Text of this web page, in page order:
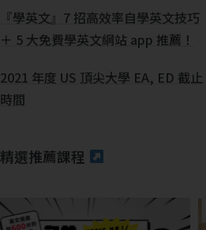
『學英文』7 招高效率自學英文技巧
＋ 5 大免費學英文網站 app 推薦！
2021 年度 US 頂尖大學 EA, ED 截止
時間
精選推薦課程